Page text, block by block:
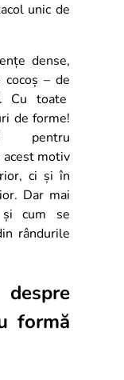
unic de
dense,
cocoș – de
Cu toate
de forme!
pentru
motiv
ci și în
Dar mai
și cum se
rândurile
formă